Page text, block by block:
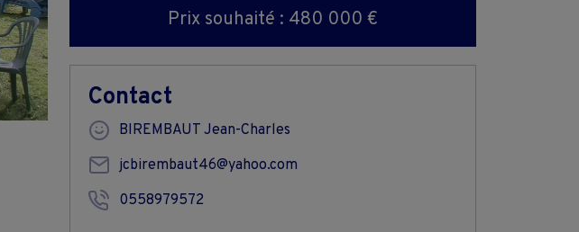
Prix souhaité : 480 000 €
Contact
BIREMBAUT Jean-Charles
jcbirembaut46@yahoo.com
0558979572